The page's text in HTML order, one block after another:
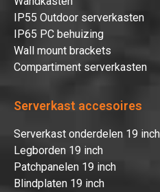
IP55 Outdoor serverkasten
IP65 PC behuizing
Wall mount brackets
Compartiment serverkasten
Serverkast accesoires
Serverkast onderdelen 19 inch
Legborden 19 inch
Patchpanelen 19 inch
Blindplaten 19 inch